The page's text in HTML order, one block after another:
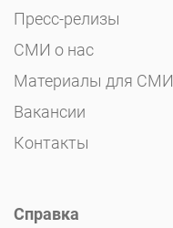
Пресс-релизы
СМИ о нас
Материалы для СМИ
Вакансии
Контакты
Справка